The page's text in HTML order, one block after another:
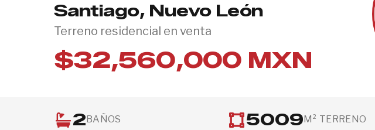
Santiago, Nuevo León
Terreno residencial en venta
$32,560,000 MXN
2BAÑOS 5009M² TERRENO